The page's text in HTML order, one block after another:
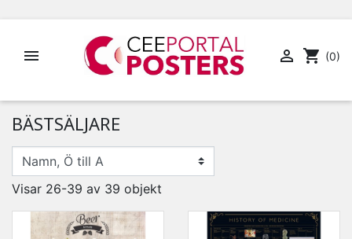
  shopping_cart (0)
BÄSTSÄLJARE
Visar 26-39 av 39 objekt